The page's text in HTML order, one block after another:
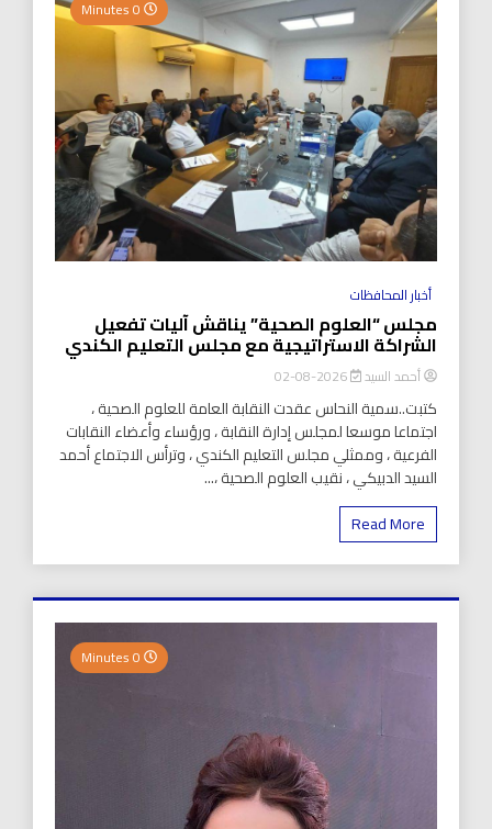
أخبار المحافظات
مجلس “العلوم الصحية” يناقش آليات تفعيل
الشراكة الاستراتيجية مع مجلس التعليم الكندي
أحمد السيد 2026-08-02
كتبت..سمية النحاس عقدت النقابة العامة للعلوم الصحية ،
اجتماعا موسعا لمجلس إدارة النقابة ، ورؤساء وأعضاء النقابات
الفرعية ، وممثلي مجلس التعليم الكندي ، وترأس الاجتماع أحمد
السيد الدبيكي ، نقيب العلوم الصحية ،...
Read More